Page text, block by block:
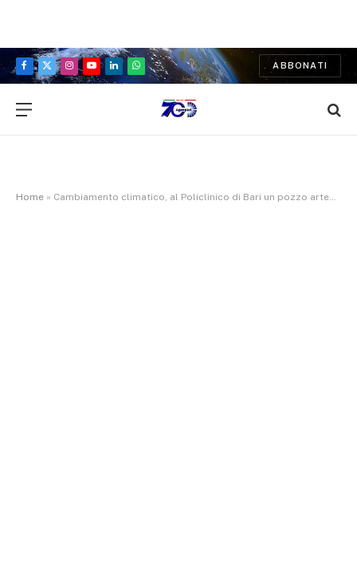
Facebook
X
Instagram
YouTubeLinkedInWhatsApp
ABBONATI
Home » Cambiamento climatico, al Policlinico di Bari un pozzo artesiano per la gestione sostenibile dell’acqua e del verde